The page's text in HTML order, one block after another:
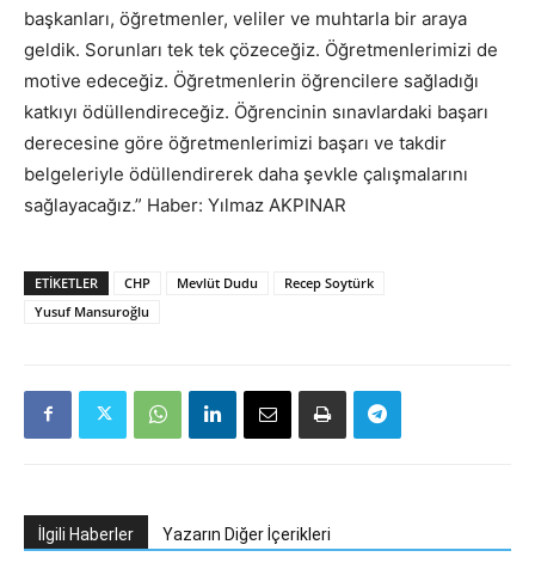
başkanları, öğretmenler, veliler ve muhtarla bir araya
geldik. Sorunları tek tek çözeceğiz. Öğretmenlerimizi de
motive edeceğiz. Öğretmenlerin öğrencilere sağladığı
katkıyı ödüllendireceğiz. Öğrencinin sınavlardaki başarı
derecesine göre öğretmenlerimizi başarı ve takdir
belgeleriyle ödüllendirerek daha şevkle çalışmalarını
sağlayacağız.” Haber: Yılmaz AKPINAR
ETIKETLER CHP Mevlüt Dudu
Recep Soytürk
Yusuf Mansuroğlu
İlgili Haberler Yazarın Diğer İçerikleri